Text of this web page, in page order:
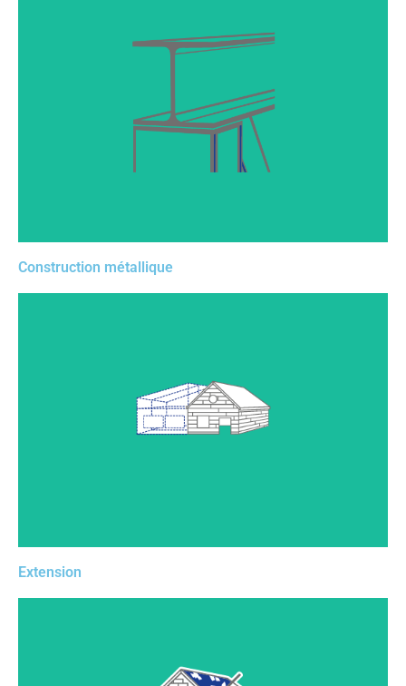
Que ce soit vos plans de ferrure, d’assemblage, ou bien
de structure porteuse, repoussez les limites avec notre
solution. Assurez vous une précision sans faille via les
outils de Mesure Laser.
Construction métallique
Modélisez le projet d’extension de votre client sans
limite, validez facilement les différentes étapes du
projet avec lui, et préparez au mieux la mise en oeuvre
Extension